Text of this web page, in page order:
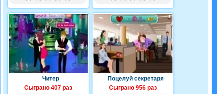
Читер
Сыграно 407 раз
Поцелуй секретаря
Сыграно 956 раз